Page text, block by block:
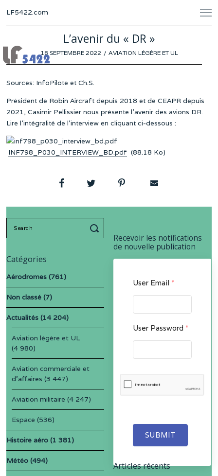
LF5422.com
L’avenir du « DR »
POSTED
ON
18 SEPTEMBRE 2022 6 AVIATION LÉGÈRE ET UL
Sources: InfoPilote et Ch.S.
Président de Robin Aircraft depuis 2018 et de CEAPR depuis
2021, Casimir Pellissier nous présente l’avenir des avions DR.
Lire l’intégralité de l’interview en cliquant ci-dessous :
INF798_P030_INTERVIEW_BD.pdf (88.18 Ko)
Recevoir les notifications
de nouvelle publication
User Email *
User Password *
SUBMIT
Catégories
Aérodromes (761)
Non classé (7)
Actualités (14 204)
Aviation légère et UL
(4 980)
Aviation commerciale et
d'affaires (3 447)
Aviation militaire (4 247)
Espace (536)
Histoire aéro (1 381)
Météo (494) Articles récents